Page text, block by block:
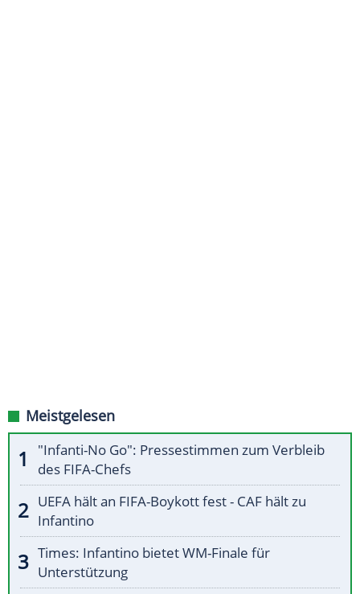
Meistgelesen
"Infanti-No Go": Pressestimmen zum Verbleib
des FIFA-Chefs
UEFA hält an FIFA-Boykott fest - CAF hält zu
Infantino
Times: Infantino bietet WM-Finale für
Unterstützung